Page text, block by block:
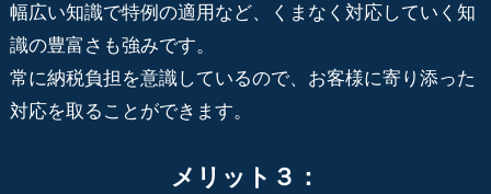
幅広い知識で特例の適用など、くまなく対応していく知
識の豊富さも強みです。
常に納税負担を意識しているので、お客様に寄り添った
対応を取ることができます。
メリット３：